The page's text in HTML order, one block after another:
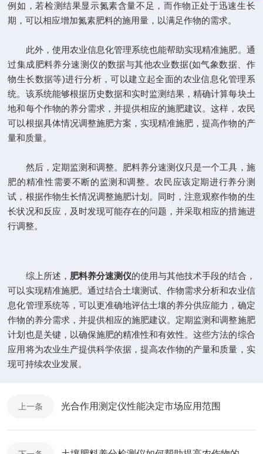
例如，若检测结果显示氮素含量不足，而作物正处于迅速生长
期，可以相应增加氮素肥料的施用量，以满足作物的需求。
此外，使用农业信息化管理系统也能帮助实现精准施肥。通
过集成肥料养分速测仪的数据与其他农业数据(如气象数据、作
物生长数据等)进行分析，可以建立起全面的农业信息化管理系
统。该系统能够根据历史数据和实时监测结果，精确计算每块土
地和每个作物的养分需求，并提供相应的施肥建议。这样，农民
可以根据具体情况调整施肥方案，实现精准施肥，提高作物的产
量和质量。
然后，定期监测和调整。肥料养分速测仪只是一个工具，施
肥的精准性需要不断的监测和调整。农民应该定期进行养分测
试，根据作物生长情况调整施肥计划。同时，注意观察作物的生
长状况和反应，及时发现可能存在的问题，并采取相应的措施进
行调整。
综上所述， 肥料养分速测仪的使用与其他技术手段的结合，
可以实现精准施肥。通过结合土壤测试、作物需求分析和农业信
息化管理系统等，可以更准确地评估土壤的养分供应能力，确定
作物的养分需求，并提供相应的施肥建议。定期监测和调整施肥
计划也是关键，以确保施肥的精准性和有效性。这些方法的综合
应用将为农业生产提供科学依据，提高农作物的产量和质量，实
现可持续农业发展。
上一条 光合作用测定仪性能决定市场应用范围